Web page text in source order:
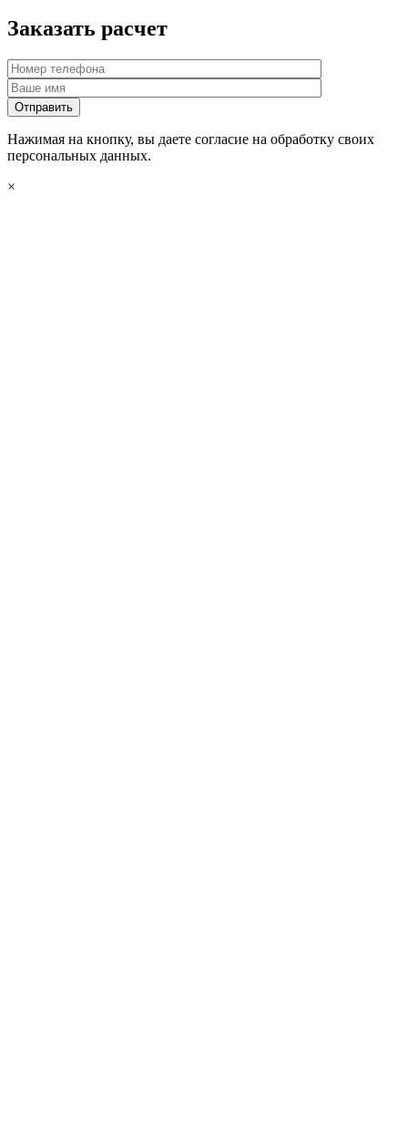
Заказать расчет
Нажимая на кнопку, вы даете согласие на обработку своих
персональных данных.
×